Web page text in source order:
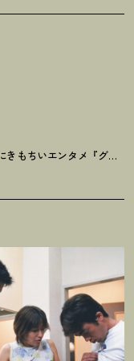
きもちいエンタメ『グラ